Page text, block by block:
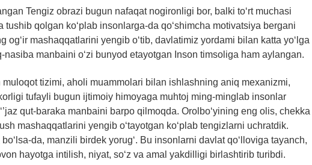
Tengiz obrazi bugun nafaqat nogironligi bor, balki to‘rt muchasi
tushib qolgan ko‘plab insonlarga-da qo‘shimcha motivatsiya bergani
og‘ir mashaqqatlarini yengib o‘tib, davlatimiz yordami bilan katta yo‘lga
nasiba manbaini o‘zi bunyod etayotgan Inson timsoliga ham aylangan.
tizimi, aholi muammolari bilan ishlashning aniq mexanizmi,
tufayli bugun ijtimoiy himoyaga muhtoj ming-minglab insonlar
qut-baraka manbaini barpo qilmoqda. Orolbo‘yining eng olis, chekka
mashaqqatlarini yengib o‘tayotgan ko‘plab tengizlarni uchratdik.
da, manzili birdek yorug‘. Bu insonlarni davlat qo‘lloviga tayanch,
hayotga intilish, niyat, so‘z va amal yakdilligi birlashtirib turibdi.